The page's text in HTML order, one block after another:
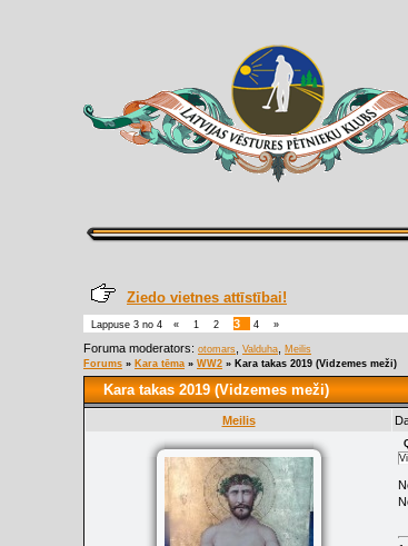
Ziedo vietnes attīstībai!
Lappuse 3 no 4 « 1 2 3 4 »
Foruma moderators: otomars Valduha
Meilis
Forums » Kara tēma » WW2 » Kara takas 2019 (Vidzemes meži)
Kara takas 2019 (Vidzemes meži)
Meilis